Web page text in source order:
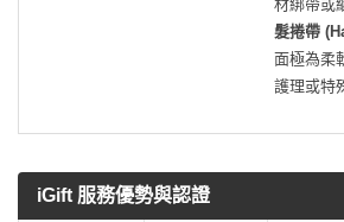
材綁帶或
髮捲帶
面極為柔
護理或特
iGift 服務優勢與認證